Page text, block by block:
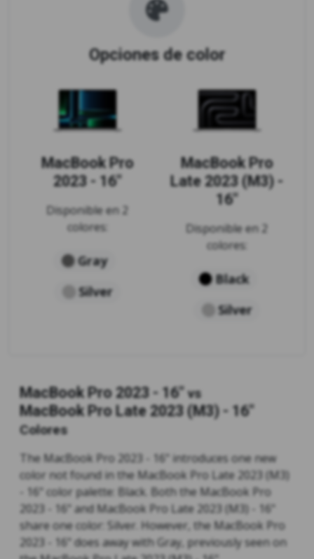
Opciones de color
MacBook Pro
2023 - 16"
Disponible en 2
colores:
Gray
Silver
MacBook Pro
Late 2023 (M3) -
16"
Disponible en 2
colores:
Black
Silver
MacBook Pro 2023 - 16" vs
MacBook Pro Late 2023 (M3) - 16"
Colores
The MacBook Pro 2023 - 16" introduces one new
color not found in the MacBook Pro Late 2023 (M3)
- 16" color palette: Black. Both the MacBook Pro
2023 - 16" and MacBook Pro Late 2023 (M3) - 16"
share one color: Silver. However, the MacBook Pro
2023 - 16" does away with Gray, previously seen on